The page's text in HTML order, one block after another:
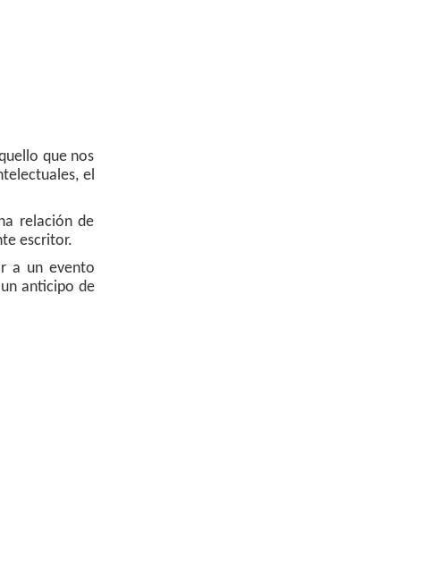
que nos
el
relación de
escritor.
a un evento
anticipo de